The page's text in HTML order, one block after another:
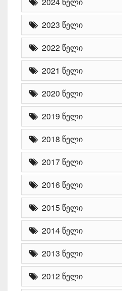
2023 წელი
2022 წელი
2021 წელი
2020 წელი
2019 წელი
2018 წელი
2017 წელი
2016 წელი
2015 წელი
2014 წელი
2013 წელი
2012 წელი